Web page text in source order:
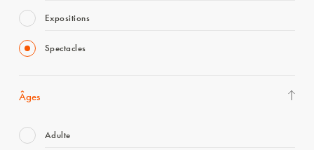
Expositions
Spectacles
Âges
Adulte